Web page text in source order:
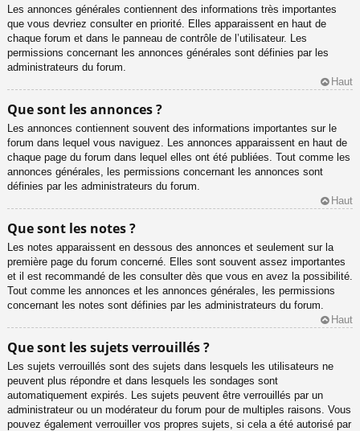
Les annonces générales contiennent des informations très importantes
que vous devriez consulter en priorité. Elles apparaissent en haut de
chaque forum et dans le panneau de contrôle de l’utilisateur. Les
permissions concernant les annonces générales sont définies par les
administrateurs du forum.
Haut
Que sont les annonces ?
Les annonces contiennent souvent des informations importantes sur le
forum dans lequel vous naviguez. Les annonces apparaissent en haut de
chaque page du forum dans lequel elles ont été publiées. Tout comme les
annonces générales, les permissions concernant les annonces sont
définies par les administrateurs du forum.
Haut
Que sont les notes ?
Les notes apparaissent en dessous des annonces et seulement sur la
première page du forum concerné. Elles sont souvent assez importantes
et il est recommandé de les consulter dès que vous en avez la possibilité.
Tout comme les annonces et les annonces générales, les permissions
concernant les notes sont définies par les administrateurs du forum.
Haut
Que sont les sujets verrouillés ?
Les sujets verrouillés sont des sujets dans lesquels les utilisateurs ne
peuvent plus répondre et dans lesquels les sondages sont
automatiquement expirés. Les sujets peuvent être verrouillés par un
administrateur ou un modérateur du forum pour de multiples raisons. Vous
pouvez également verrouiller vos propres sujets, si cela a été autorisé par